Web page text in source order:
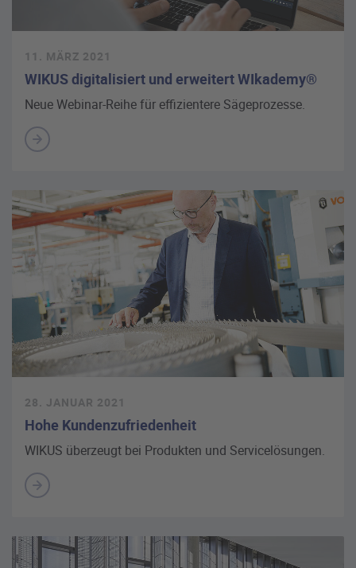
11. MÄRZ 2021
WIKUS digitalisiert und erweitert WIkademy®
Neue Webinar-Reihe für effizientere Sägeprozesse.
28. JANUAR 2021
Hohe Kundenzufriedenheit
WIKUS überzeugt bei Produkten und Servicelösungen.